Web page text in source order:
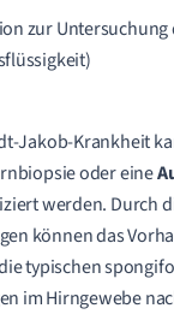
zur Untersuchung
Jakob-Krankheit
oder eine
werden. Durch
können das
typischen
im Hirngewebe